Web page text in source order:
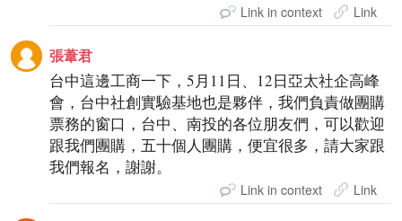
Link in context Link
張葦君
台中這邊工商一下，5月11日、12日亞太社企高峰
會，台中社創實驗基地也是夥伴，我們負責做團購
票務的窗口，台中、南投的各位朋友們，可以歡迎
跟我們團購，五十個人團購，便宜很多，請大家跟
我們報名，謝謝。
Link in context Link